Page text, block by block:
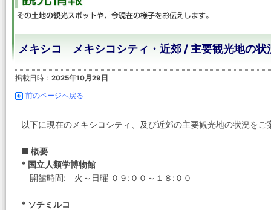
メキシコ メキシコシティ・近郊 / 主要観光地の状
掲載日時： 2025年10月29日
前のページへ戻る
以下に現在のメキシコシティ、及び近郊の主要観光地の状況をご
■ 概要
* 国立人類学博物館
開館時間: 火～日曜 ０９:００～１８:００
* ソチミルコ